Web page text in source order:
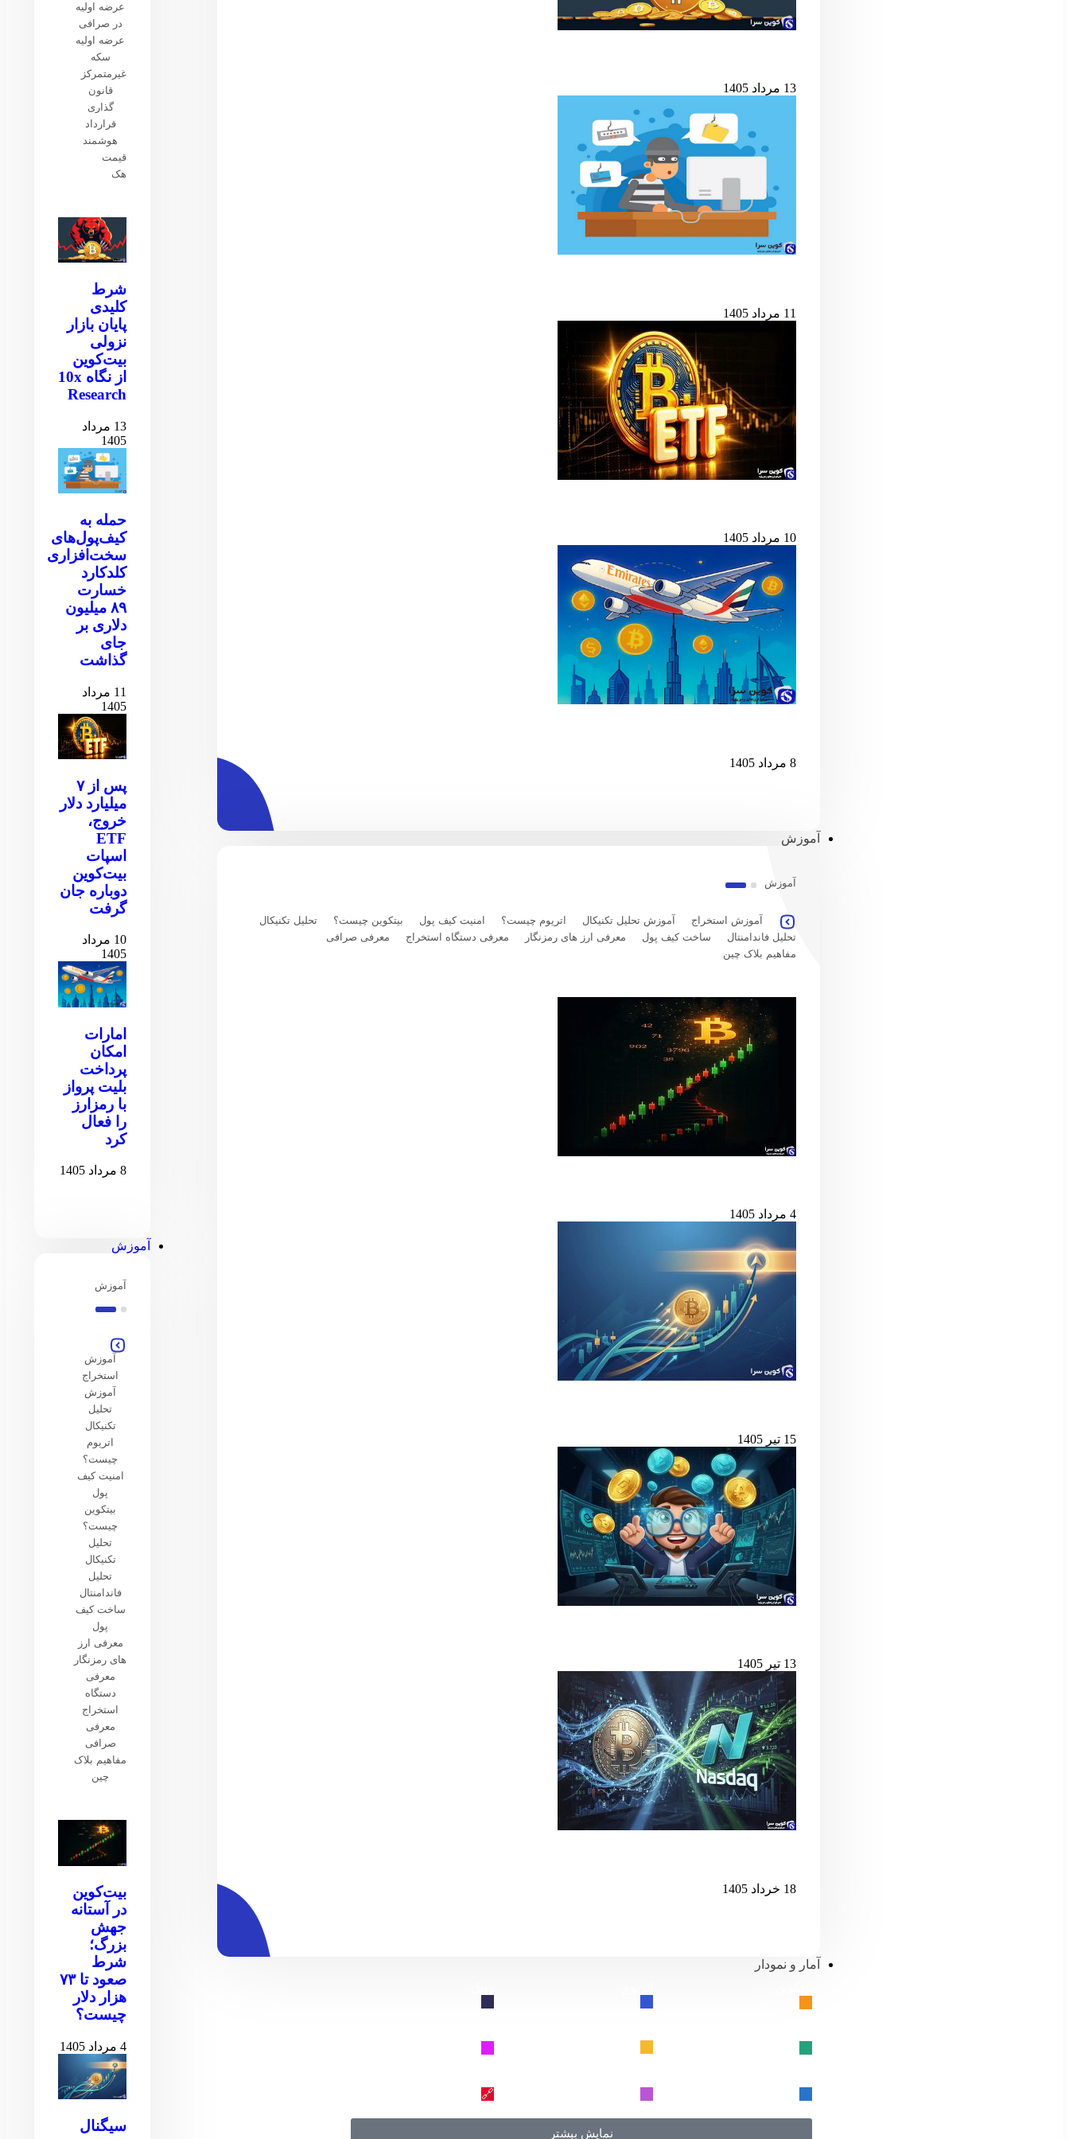
13 مرداد 1405
11 مرداد 1405
10 مرداد 1405
8 مرداد 1405
آموزش
آموزش
آموزش استخراج آموزش تحلیل تکنیکال اتریوم چیست؟ امنیت کیف پول بیتکوین چیست؟
تحلیل تکنیکال
تحلیل فاندامنتال
ساخت کیف پول معرفی ارز های رمزنگار معرفی دستگاه استخراج
معرفی صرافی
مفاهیم بلاک چین
4 مرداد 1405
15 تیر 1405
13 تیر 1405
18 خرداد 1405
آمار و نمودار
🔗
نمایش بیشتر
عرضه اولیه
در صرافی
عرضه اولیه
سکه
غیرمتمرکز
قانون
گذاری
قرارداد
هوشمند
قیمت
هک
شرط
کلیدی
پایان بازار
نزولی
بیت‌کوین
از نگاه 10x
Research
13 مرداد
1405
حمله به
کیف‌پول‌های
سخت‌افزاری
کلدکارد
خسارت
۸۹ میلیون
دلاری بر
جای
گذاشت
11 مرداد
1405
پس از ۷
میلیارد دلار
خروج،
ETF
اسپات
بیت‌کوین
دوباره جان
گرفت
10 مرداد
1405
امارات
امکان
پرداخت
بلیت پرواز
با رمزارز
را فعال
کرد
8 مرداد 1405
آموزش
آموزش
آموزش
استخراج
آموزش
تحلیل
تکنیکال
اتریوم
چیست؟
امنیت کیف
پول
بیتکوین
چیست؟
تحلیل
تکنیکال
تحلیل
فاندامنتال
ساخت کیف
پول
معرفی ارز
های رمزنگار
معرفی
دستگاه
استخراج
معرفی
صرافی
مفاهیم بلاک
چین
بیت‌کوین
در آستانه
جهش
بزرگ؛
شرط
صعود تا ۷۳
هزار دلار
چیست؟
4 مرداد 1405
سیگنال